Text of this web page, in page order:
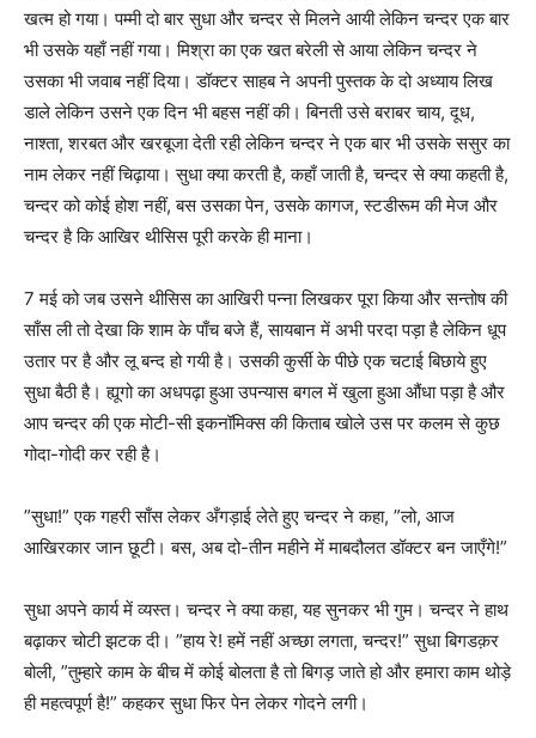
खत्म हो गया। पम्मी दो बार सुधा और चन्दर से मिलने आयी लेकिन चन्दर एक बार
भी उसके यहाँ नहीं गया। मिश्रा का एक खत बरेली से आया लेकिन चन्दर ने
उसका भी जवाब नहीं दिया। डॉक्टर साहब ने अपनी पुस्तक के दो अध्याय लिख
डाले लेकिन उसने एक दिन भी बहस नहीं की। बिनती उसे बराबर चाय, दूध,
नाश्ता, शरबत और खरबूजा देती रही लेकिन चन्दर ने एक बार भी उसके ससुर का
नाम लेकर नहीं चिढ़ाया। सुधा क्या करती है, कहाँ जाती है, चन्दर से क्या कहती है,
चन्दर को कोई होश नहीं, बस उसका पेन, उसके कागज, स्टडीरूम की मेज और
चन्दर है कि आखिर थीसिस पूरी करके ही माना।
7 मई को जब उसने थीसिस का आखिरी पन्ना लिखकर पूरा किया और सन्तोष की
साँस ली तो देखा कि शाम के पाँच बजे हैं, सायबान में अभी परदा पड़ा है लेकिन धूप
उतार पर है और लू बन्द हो गयी है। उसकी कुर्सी के पीछे एक चटाई बिछाये हुए
सुधा बैठी है। ह्यूगो का अधपढ़ा हुआ उपन्यास बगल में खुला हुआ औंधा पड़ा है और
आप चन्दर की एक मोटी-सी इकनॉमिक्स की किताब खोले उस पर कलम से कुछ
गोदा-गोदी कर रही है।
”सुधा!” एक गहरी साँस लेकर अँगड़ाई लेते हुए चन्दर ने कहा, ”लो, आज
आखिरकार जान छूटी। बस, अब दो-तीन महीने में माबदौलत डॉक्टर बन जाएँगे!”
सुधा अपने कार्य में व्यस्त। चन्दर ने क्या कहा, यह सुनकर भी गुम। चन्दर ने हाथ
बढ़ाकर चोटी झटक दी। ”हाय रे! हमें नहीं अच्छा लगता, चन्दर!” सुधा बिगडक़र
बोली, ”तुम्हारे काम के बीच में कोई बोलता है तो बिगड़ जाते हो और हमारा काम थोड़े
ही महत्वपूर्ण है!” कहकर सुधा फिर पेन लेकर गोदने लगी।